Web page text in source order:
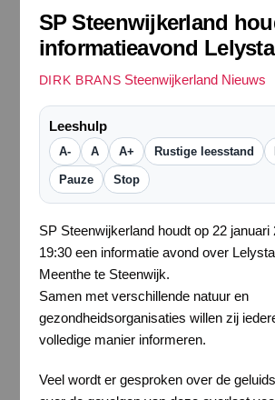
SP Steenwijkerland
informatieavond
DIRK BRANS Steenwijkerland Nieuws
Leeshulp
A- A A+ Rustige leesstand
Pauze Stop
SP Steenwijkerland houdt op 22 januari
19:30 een informatie avond over
Meenthe te Steenwijk.
Samen met verschillende natuur en
gezondheidsorganisaties willen zij
volledige manier informeren.
Veel wordt er gesproken over de